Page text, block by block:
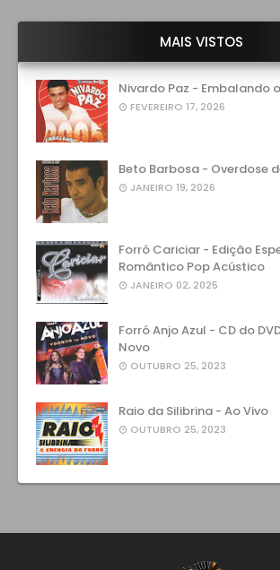
MAIS VISTOS
Nivardo Paz - Embalando
FEVEREIRO 17, 2026
Beto Barbosa - Overdose
JANEIRO 19, 2026
Forró Cariciar - Edição
Romântico Pop Acústico
JANEIRO 02, 2025
Forró Anjo Azul - CD do
Novo
OUTUBRO 25, 2023
Raio da Silibrina - Ao Vivo
OUTUBRO 25, 2023